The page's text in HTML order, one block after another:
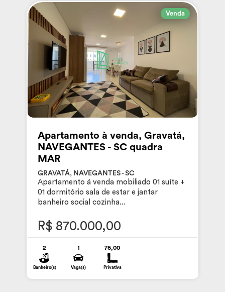
Venda
Apartamento à venda, Gravatá,
NAVEGANTES - SC quadra
MAR
GRAVATÁ, NAVEGANTES - SC
Apartamento á venda mobiliado 01 suíte +
01 dormitório sala de estar e jantar
banheiro social cozinha...
R$ 870.000,00
2
Banheiro(s)
1
Vaga(s)
76,00
Privativa